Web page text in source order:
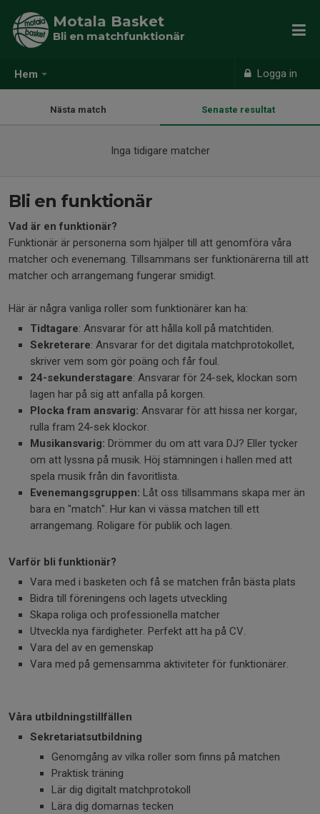
Hem Logga in
Motala Basket
Bli en matchfunktionär
Nästa match Senaste resultat
Inga tidigare matcher
Bli en funktionär
Vad är en funktionär?
Funktionär är personerna som hjälper till att genomföra våra
matcher och evenemang. Tillsammans ser funktionärerna till att
matcher och arrangemang fungerar smidigt.
Här är några vanliga roller som funktionärer kan ha:
Tidtagare: Ansvarar för att hålla koll på matchtiden.
Sekreterare: Ansvarar för det digitala matchprotokollet,
skriver vem som gör poäng och får foul.
24-sekunderstagare: Ansvarar för 24-sek, klockan som
lagen har på sig att anfalla på korgen.
Plocka fram ansvarig: Ansvarar för att hissa ner korgar,
rulla fram 24-sek klockor.
Musikansvarig: Drömmer du om att vara DJ? Eller tycker
om att lyssna på musik. Höj stämningen i hallen med att
spela musik från din favoritlista.
Evenemangsgruppen: Låt oss tillsammans skapa mer än
bara en "match". Hur kan vi vässa matchen till ett
arrangemang. Roligare för publik och lagen.
Varför bli funktionär?
Vara med i basketen och få se matchen från bästa plats
Bidra till föreningens och lagets utveckling
Skapa roliga och professionella matcher
Utveckla nya färdigheter. Perfekt att ha på CV.
Vara del av en gemenskap
Vara med på gemensamma aktiviteter för funktionärer.
Våra utbildningstillfällen
Sekretariatsutbildning
Genomgång av vilka roller som finns på matchen
Praktisk träning
Lär dig digitalt matchprotokoll
Lära dig domarnas tecken